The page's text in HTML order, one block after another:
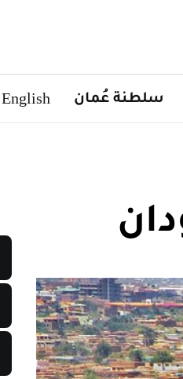
سلطنة عُمان English